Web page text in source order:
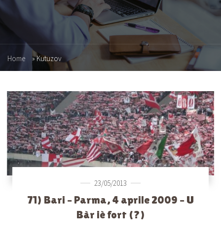
Home »Kutuzov
23/05/2013
71) Bari – Parma, 4 aprile 2009 – U
Bàr iè fort (?)